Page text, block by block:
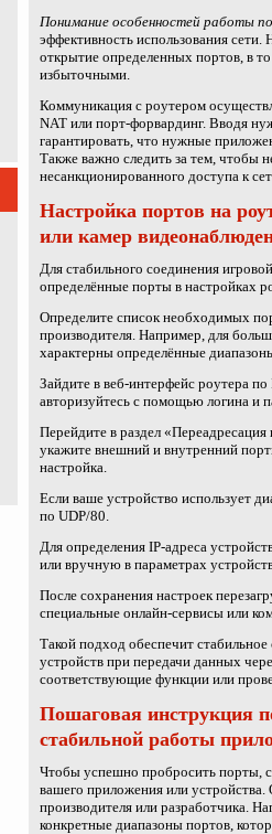
Понимание особенностей работы
эффективность использования
открытие определенных портов, в
избыточными.
Коммуникация с роутером
NAT или порт-форвардинг. Вводя
гарантировать, что нужные
Также важно следить за тем, чтобы
несанкционированного доступа к
Настройка портов на
или камер
Для стабильного соединения
определённые порты в настройках
Определите список необходимых
производителя. Например, для
характерны определённые
Зайдите в веб-интерфейс роутера
авторизуйтесь с помощью логина и
Перейдите в раздел
укажите внешний и внутренний
настройка.
Если ваше устройство использует
по UDP/80.
Для определения IP-адреса
или вручную в параметрах
После сохранения настроек
специальные онлайн-сервисы или
Такой подход обеспечит
устройств при передачи данных
соответствующие функции или
Пошаговая инструкция
стабильной работы
Чтобы успешно пробросить порты,
вашего приложения или
производителя или разработчика.
конкретные диапазоны портов,